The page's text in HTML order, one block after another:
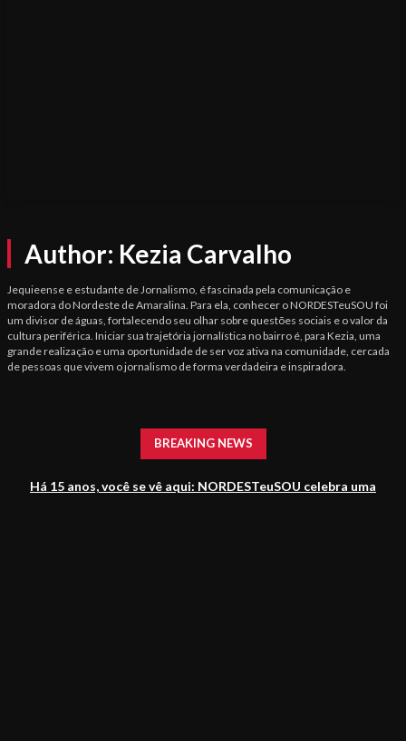
Author: Kezia Carvalho
Jequieense e estudante de Jornalismo, é fascinada pela comunicação e
moradora do Nordeste de Amaralina. Para ela, conhecer o NORDESTeuSOU foi
um divisor de águas, fortalecendo seu olhar sobre questões sociais e o valor da
cultura periférica. Iniciar sua trajetória jornalística no bairro é, para Kezia, uma
grande realização e uma oportunidade de ser voz ativa na comunidade, cercada
de pessoas que vivem o jornalismo de forma verdadeira e inspiradora.
BREAKING NEWS
Há 15 anos, você se vê aqui: NORDESTeuSOU celebra uma